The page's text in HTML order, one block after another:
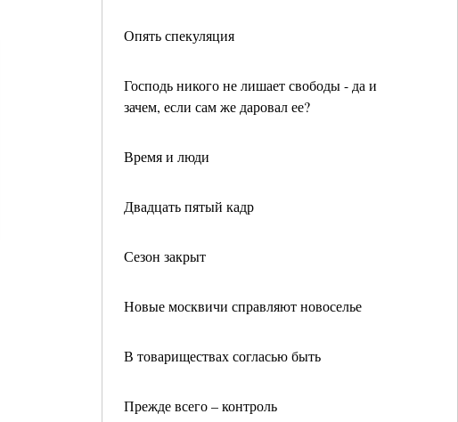
Опять спекуляция
Господь никого не лишает свободы - да и
зачем, если сам же даровал ее?
Время и люди
Двадцать пятый кадр
Сезон закрыт
Новые москвичи справляют новоселье
В товариществах согласью быть
Прежде всего – контроль